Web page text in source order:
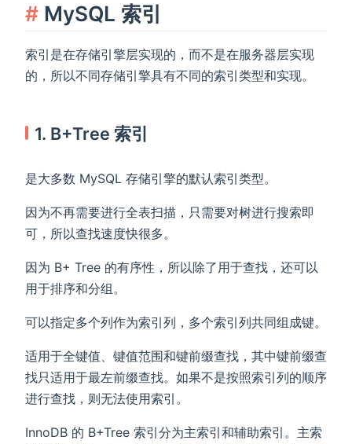
MySQL 索引
索引是在存储引擎层实现的，而不是在服务器层实现
的，所以不同存储引擎具有不同的索引类型和实现。
1. B+Tree 索引
是大多数 MySQL 存储引擎的默认索引类型。
因为不再需要进行全表扫描，只需要对树进行搜索即
可，所以查找速度快很多。
因为 B+ Tree 的有序性，所以除了用于查找，还可以
用于排序和分组。
可以指定多个列作为索引列，多个索引列共同组成键。
适用于全键值、键值范围和键前缀查找，其中键前缀查
找只适用于最左前缀查找。如果不是按照索引列的顺序
进行查找，则无法使用索引。
InnoDB 的 B+Tree 索引分为主索引和辅助索引。主索